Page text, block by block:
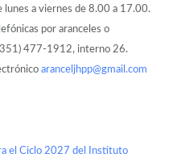
lunes a viernes de 8.00 a 17.00.
por aranceles o
477-1912, interno 26.
aranceljhpp@gmail.com
el Ciclo 2027 del Instituto